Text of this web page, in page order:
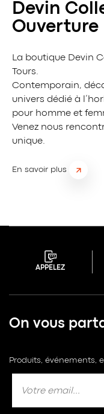
Devin
Ouverture
La boutique Devin
Tours.
Contemporain,
univers dédié à
pour homme et
Venez nous
unique.
En savoir plus
APPELEZ
On vous
Produits, événements,